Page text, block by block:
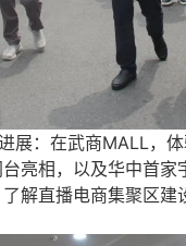
展：在武商MALL，
亮相，以及华中首
解直播电商集聚区